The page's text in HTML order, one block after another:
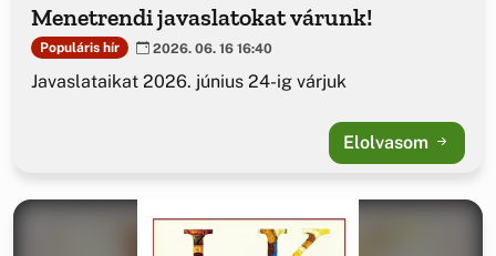
Menetrendi javaslatokat várunk!
Populáris hír 2026. 06. 16 16:40
Javaslataikat 2026. június 24-ig várjuk
Elolvasom